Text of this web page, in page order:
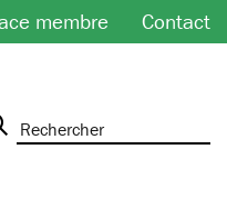
membre Contact